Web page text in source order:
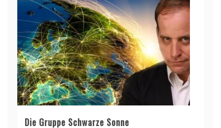
Die Gruppe Schwarze Sonne